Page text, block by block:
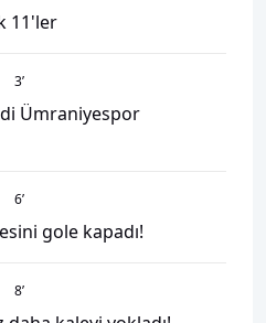
11'ler
3’
Ümraniyespor
6’
gole kapadı!
8’